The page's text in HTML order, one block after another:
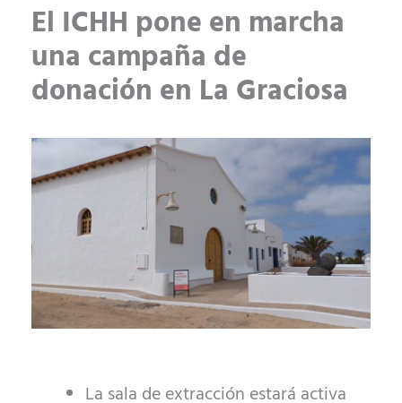
El ICHH pone en marcha
una campaña de
donación en La Graciosa
La sala de extracción estará activa